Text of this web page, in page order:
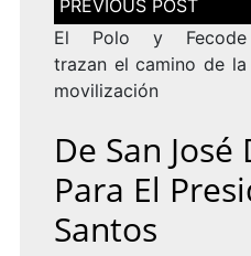
de
entradas
El Polo y Fecode
trazan el camino de la
movilización
De San
Para El
Santos